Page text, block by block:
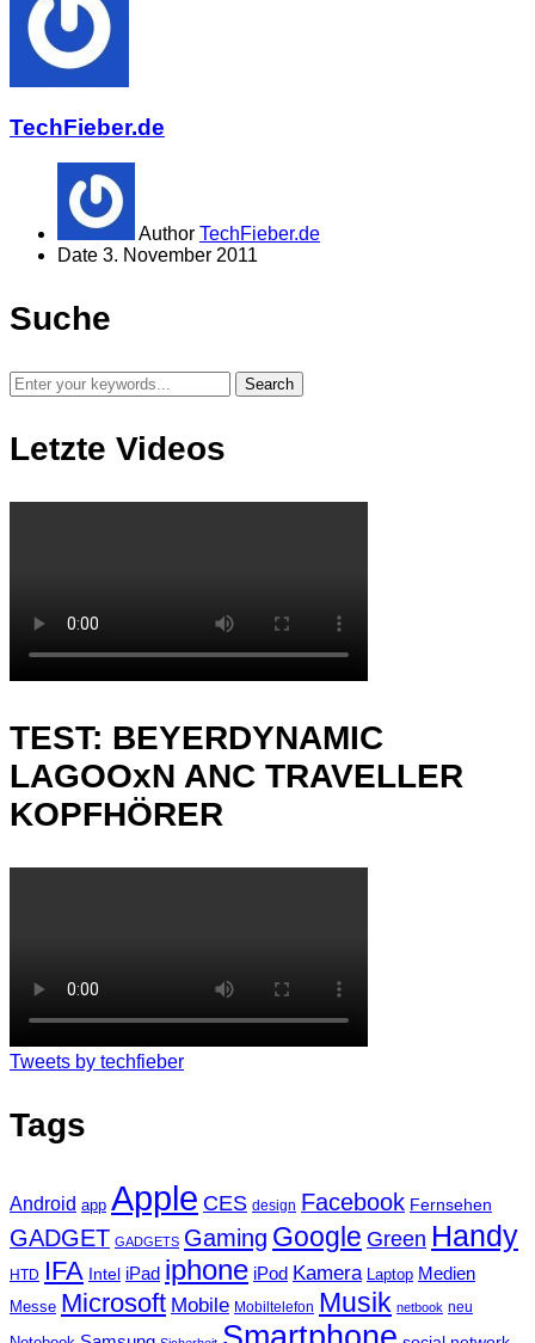
TechFieber.de
Author TechFieber.de
Date 3. November 2011
Suche
Letzte Videos
TEST: BEYERDYNAMIC
LAGOOxN ANC TRAVELLER
KOPFHÖRER
Tweets by techfieber
Tags
Android app Apple CES design Facebook Fernsehen
GADGET GADGETS Gaming Google Green Handy
HTD IFA Intel iPad iphone iPod Kamera Laptop Medien
Messe Microsoft Mobile Mobiltelefon Musik netbook neu